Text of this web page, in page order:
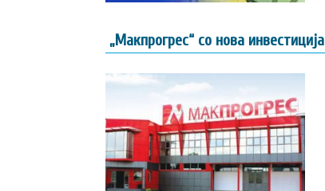
„Макпрогрес“ со нова инвестиција